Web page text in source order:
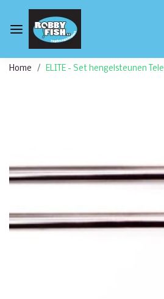
Home ELITE - Set hengelsteunen Tele